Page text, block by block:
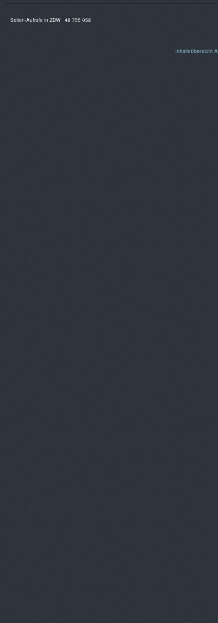
Seiten-Aufrufe in ZDW 48 755 058
Inhaltsübersicht